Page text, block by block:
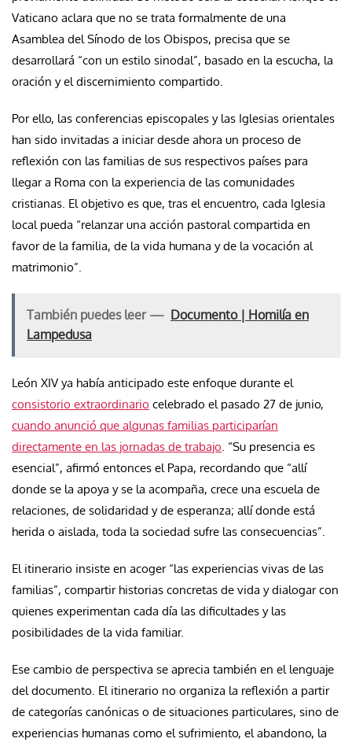
Vaticano aclara que no se trata formalmente de una
Asamblea del Sínodo de los Obispos, precisa que se
desarrollará “con un estilo sinodal”, basado en la escucha, la
oración y el discernimiento compartido.
Por ello, las conferencias episcopales y las Iglesias orientales
han sido invitadas a iniciar desde ahora un proceso de
reflexión con las familias de sus respectivos países para
llegar a Roma con la experiencia de las comunidades
cristianas. El objetivo es que, tras el encuentro, cada Iglesia
local pueda “relanzar una acción pastoral compartida en
favor de la familia, de la vida humana y de la vocación al
matrimonio”.
También puedes leer — Documento | Homilía en
Lampedusa
León XIV ya había anticipado este enfoque durante el
consistorio extraordinario celebrado el pasado 27 de junio,
cuando anunció que algunas familias participarían
directamente en las jornadas de trabajo. “Su presencia es
esencial”, afirmó entonces el Papa, recordando que “allí
donde se la apoya y se la acompaña, crece una escuela de
relaciones, de solidaridad y de esperanza; allí donde está
herida o aislada, toda la sociedad sufre las consecuencias”.
El itinerario insiste en acoger “las experiencias vivas de las
familias”, compartir historias concretas de vida y dialogar con
quienes experimentan cada día las dificultades y las
posibilidades de la vida familiar.
Ese cambio de perspectiva se aprecia también en el lenguaje
del documento. El itinerario no organiza la reflexión a partir
de categorías canónicas o de situaciones particulares, sino de
experiencias humanas como el sufrimiento, el abandono, la